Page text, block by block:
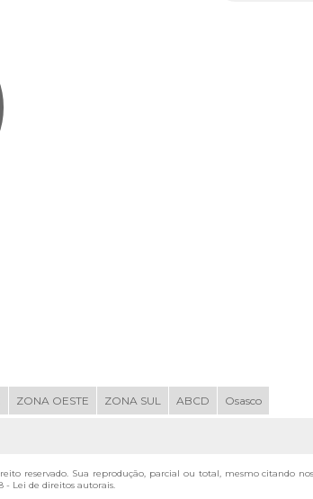
ZONA OESTE ZONA SUL ABCD Osasco
reservado. Sua reprodução, parcial ou total, mesmo citando
- Lei de direitos autorais.